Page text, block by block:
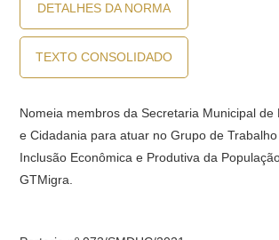
DETALHES DA NORMA
TEXTO CONSOLIDADO
Nomeia membros da Secretaria Municipal de
e Cidadania para atuar no Grupo de
Inclusão Econômica e Produtiva da
GTMigra.